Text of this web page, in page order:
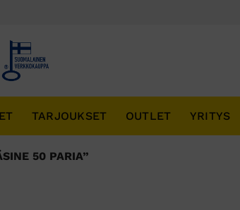
TARJOUKSET OUTLET YRITYS
50 PARIA”